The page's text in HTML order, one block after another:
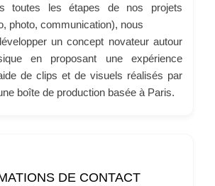
toutes les étapes de nos projets
photo, communication), nous
un concept novateur autour
en proposant une expérience
de clips et de visuels réalisés par
boîte de production basée à Paris.
DE CONTACT